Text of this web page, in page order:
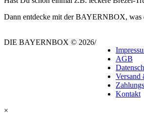
Dann entdecke mit der BAYERNBOX, was
DIE BAYERNBOX © 2026/
AGB
Kontakt
×